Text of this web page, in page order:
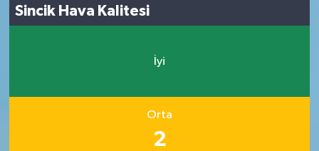
Sincik Hava Kalitesi
İyi
Orta
2